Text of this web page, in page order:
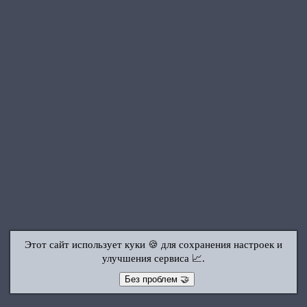
Этот сайт использует куки 🍪 для сохранения настроек и
улучшения сервиса 📈.
Без проблем 🤝